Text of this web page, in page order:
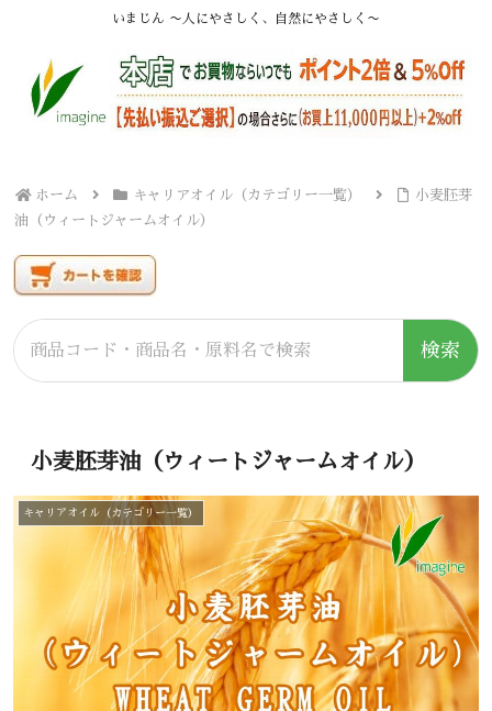
いまじん 〜人にやさしく、自然にやさしく〜
ホーム キャリアオイル（カテゴリー一覧）
小麦胚芽
油（ウィートジャームオイル）
検索
小麦胚芽油（ウィートジャームオイル）
キャリアオイル（カテゴリー一覧）